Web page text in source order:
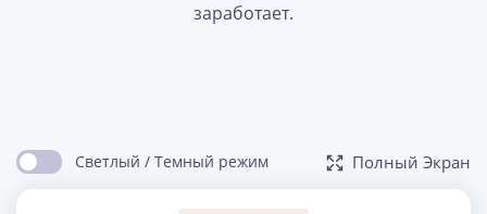
заработает.
Светлый / Темный режим Полный Экран